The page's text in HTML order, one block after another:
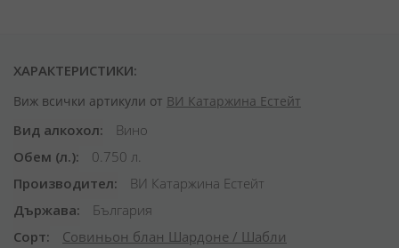
ХАРАКТЕРИСТИКИ:
Виж всички артикули от ВИ Катаржина Естейт
Вид алкохол
Вино
Обем (л.)
0.750 л.
Производител
ВИ Катаржина Естейт
Държава
България
Сорт
Совиньон блан Шардоне / Шабли